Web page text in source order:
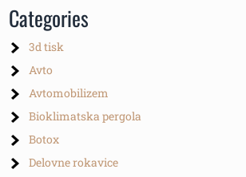
Categories
3d tisk
Avto
Avtomobilizem
Bioklimatska pergola
Botox
Delovne rokavice